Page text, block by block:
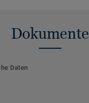
Dokumente
Daten